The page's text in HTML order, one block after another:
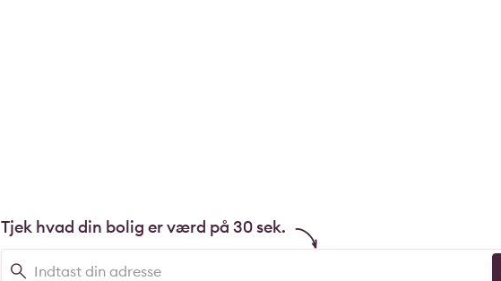
Tjek hvad din bolig er værd på 30 sek.